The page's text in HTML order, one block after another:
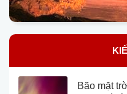
Bão mặt